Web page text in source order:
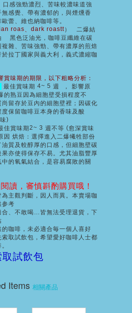
口感強勁濃烈、苦味較濃味道強
感覺、帶有濃郁的 ， 與煙燻香
蕾、維也納咖啡等。
roas、 dark roastt）
二爆結
黑色泛油光 ， 咖啡豆纖維在碳
雜、苦味強勁、帶有濃厚的煎焙
拉丁國家與義大利，義式濃縮咖
賞味期的期限，以下粗略分析：
最佳賞味期 4~ 5 週 ，
影響原
的熟豆因為細胞壁受損程度不
留存於豆內的細胞壁裡；因碳化
保留咖啡豆本身的香味及酸
)
佳賞味期 2~ 3 週不等 (愈深賞味
因 烘焙： 選擇進入二爆犧牲部份
質及較醇厚的口感，但細胞壁碳
亦使得保存不易。尤其油脂豐厚
的氧氣結合，是容易腐敗的關
讀，審慎斟酌購買哦！
主觀判斷，因人而異。本賣場咖
参考
合、不敢喝…皆無法受理退貨，下
咖啡，未必適合毎一個人喜好
取試飲包，希望愛好咖啡人士都
試飲包
Items 相關產品